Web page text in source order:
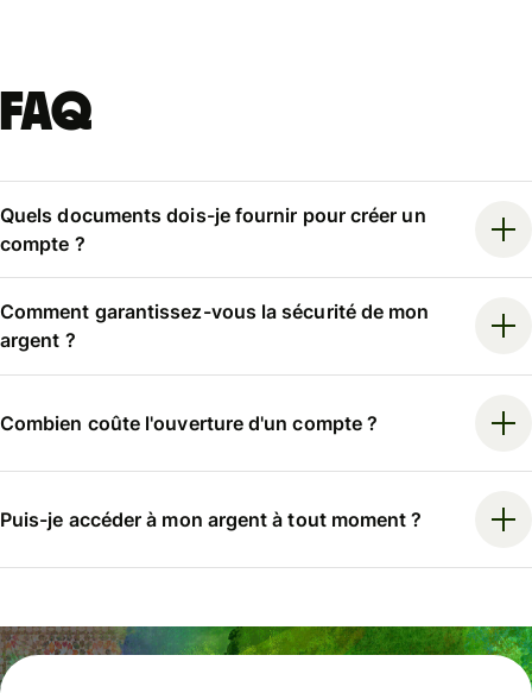
FAQ
Quels documents dois-je fournir pour créer un
compte ?
Comment garantissez-vous la sécurité de mon
argent ?
Combien coûte l'ouverture d'un compte ?
Puis-je accéder à mon argent à tout moment ?